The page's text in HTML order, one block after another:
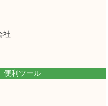
社
便利ツール